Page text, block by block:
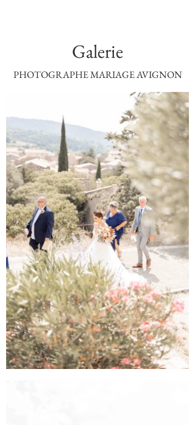
Galerie
PHOTOGRAPHE MARIAGE AVIGNON